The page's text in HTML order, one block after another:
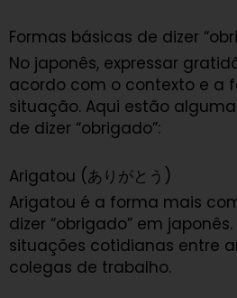
Formas básicas de dizer
No japonês, expressar
acordo com o contexto e a
situação. Aqui estão
de dizer “obrigado”:
Arigatou (ありがとう)
Arigatou é a forma mais
dizer “obrigado” em
situações cotidianas entre
colegas de trabalho.